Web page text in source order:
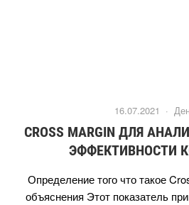
16.07.2021 ·
CROSS MARGIN ДЛЯ
ЭФФЕКТИВНОСТИ
Определение того что такое
объяснения Этот показатель